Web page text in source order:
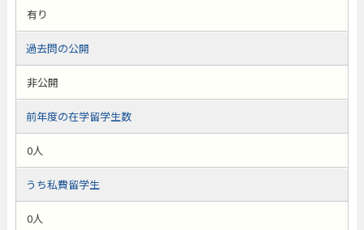
有り
過去問の公開
非公開
前年度の在学留学生数
0人
うち私費留学生
0人